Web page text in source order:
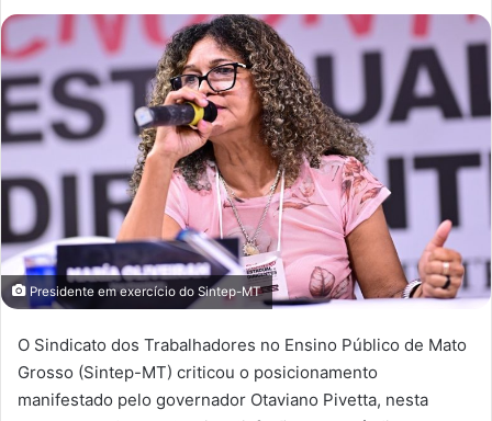
Presidente em exercício do Sintep-MT
O Sindicato dos Trabalhadores no Ensino Público de Mato
Grosso (Sintep-MT) criticou o posicionamento
manifestado pelo governador Otaviano Pivetta, nesta